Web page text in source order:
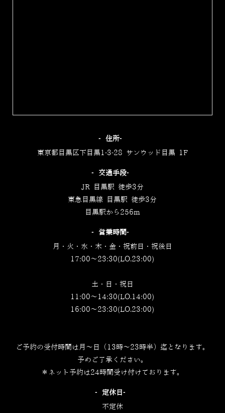
‐住所‐
東京都目黒区下目黒1-3-28 サンウッド目黒 1F
‐交通手段‐
JR 目黒駅 徒歩3分
東急目黒線 目黒駅 徒歩3分
目黒駅から256m
‐営業時間‐
月・火・水・木・金・祝前日・祝後日
17:00～23:30(LO.23:00)
土・日・祝日
11:00～14:30(LO.14:00)
16:00～23:30(LO.23:00)
ご予約の受付時間は月～日（13時～23時半）迄となります。
予めご了承ください。
＊ネット予約は24時間受け付けております。
‐定休日‐
不定休